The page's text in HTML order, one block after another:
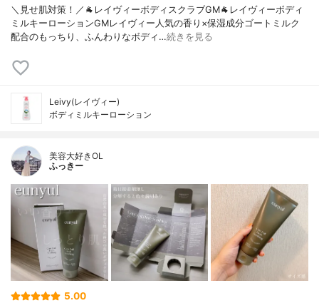
＼見せ肌対策！／🐐レイヴィーボディスクラブGM🐐レイヴィーボディ
ミルキーローションGMレイヴィー人気の香り×保湿成分ゴートミルク
配合のもっちり、ふんわりなボディ…続きを見る
Leivy(レイヴィー)
ボディミルキーローション
美容大好きOL
ふっきー
5.00